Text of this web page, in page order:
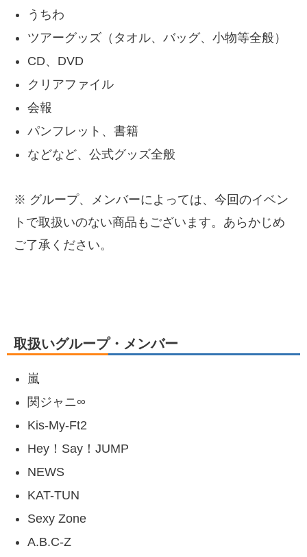
うちわ
ツアーグッズ（タオル、バッグ、小物等全般）
CD、DVD
クリアファイル
会報
パンフレット、書籍
などなど、公式グッズ全般
※ グループ、メンバーによっては、今回のイベン
トで取扱いのない商品もございます。あらかじめ
ご了承ください。
取扱いグループ・メンバー
嵐
関ジャニ∞
Kis-My-Ft2
Hey！Say！JUMP
NEWS
KAT-TUN
Sexy Zone
A.B.C-Z